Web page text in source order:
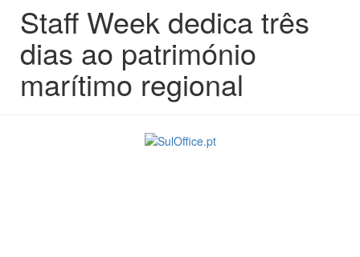
Staff Week dedica três
dias ao património
marítimo regional